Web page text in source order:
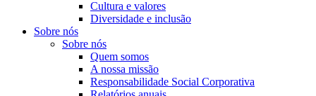
Cultura e valores
Diversidade e inclusão
Sobre nós
Sobre nós
Quem somos
A nossa missão
Responsabilidade Social Corporativa